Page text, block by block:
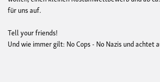
für uns auf.
Tell your friends!
Und wie immer gilt: No Cops - No Nazis und achtet